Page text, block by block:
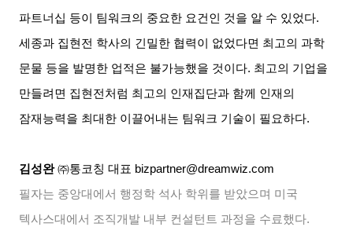
파트너십 등이 팀워크의 중요한 요건인 것을 알 수 있었다.
세종과 집현전 학사의 긴밀한 협력이 없었다면 최고의 과학
문물 등을 발명한 업적은 불가능했을 것이다. 최고의 기업을
만들려면 집현전처럼 최고의 인재집단과 함께 인재의
잠재능력을 최대한 이끌어내는 팀워크 기술이 필요하다.
김성완㈜통코칭 대표 bizpartner@dreamwiz.com
필자는 중앙대에서 행정학 석사 학위를 받았으며 미국
텍사스대에서 조직개발 내부 컨설턴트 과정을 수료했다.